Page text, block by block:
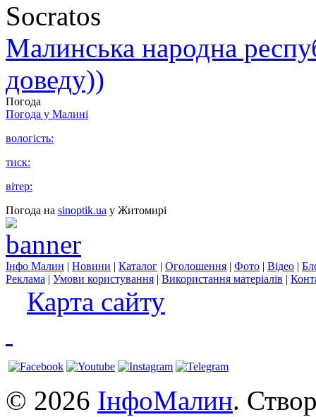
Socratos
Малинська народна
доведу))
Погода
Погода у Малині
вологість:
тиск:
вітер:
Погода на sinoptik.ua у Житомирі
Інфо Малин | Новини | Каталог | Оголошення | Фото | Відео |
Реклама | Умови користування | Використання матеріалів |
Карта сайту
© 2026 ІнфоМалин.